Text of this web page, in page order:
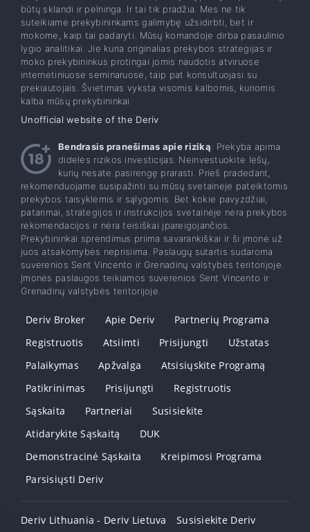
būtų sklandi ir pelninga. Ir tai tik pradžia. Mes ne tik
suteikiame prekybininkams galimybę užsidirbti, bet ir
mokome, kaip tai padaryti. Mūsų komandoje dirba pasaulinio
lygio analitikai. Jie kuria originalias prekybos strategijas ir
moko prekybininkus protingai jomis naudotis atviruose
internetiniuose seminaruose, taip pat konsultuojasi su
prekiautojais. Švietimas vyksta visomis kalbomis, kuriomis
kalba mūsų prekybininkai.
Unofficial website of the Deriv
Bendrasis pranešimas apie riziką: Prekyba apima
didelės rizikos investicijas. Neinvestuokite lėšų,
kurių nesate pasirengę prarasti. Prieš pradedant,
rekomenduojame susipažinti su mūsų svetainėje pateiktomis
prekybos taisyklėmis ir sąlygomis. Bet kokie pavyzdžiai,
patarimai, strategijos ir instrukcijos svetainėje nėra prekybos
rekomendacijos ir nėra teisiškai įpareigojančios.
Prekybininkai sprendimus priima savarankiškai ir ši įmonė už
juos atsakomybės neprisiima. Paslaugų sutartis sudaroma
suverenios Sent Vincento ir Grenadinų valstybės teritorijoje.
Įmonės paslaugos teikiamos suverenios Sent Vincento ir
Grenadinų valstybės teritorijoje.
Deriv Broker Apie Deriv
Partnerių Programa
Registruotis
Atsiimti Prisijungti
Užstatas
Palaikymas
Apžvalga
Atsisiųskite Programą
Patikrinimas
Prisijungti
Registruotis
Sąskaita
Partneriai
Susisiekite
Atidarykite Sąskaitą
DUK
Demonstracinė Sąskaita
Kreipimosi Programa
Parsisiųsti Deriv
Deriv Lithuania - Deriv Lietuva Susisiekite Deriv